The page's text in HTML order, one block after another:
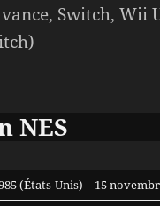
Switch, Wii
NES
(États-Unis) – 15